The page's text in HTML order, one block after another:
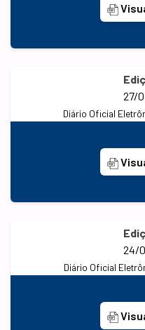
27/
Diário Oficial
24/
Diário Oficial